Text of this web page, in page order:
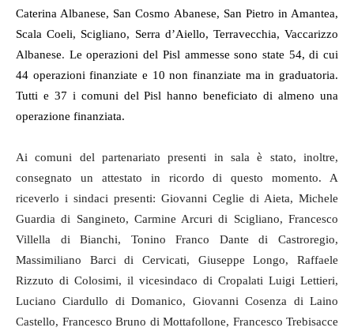
Caterina Albanese, San Cosmo Abanese, San Pietro in Amantea,
Scala Coeli, Scigliano, Serra d’Aiello, Terravecchia, Vaccarizzo
Albanese. Le operazioni del Pisl ammesse sono state 54, di cui
44 operazioni finanziate e 10 non finanziate ma in graduatoria.
Tutti e 37 i comuni del Pisl hanno beneficiato di almeno una
operazione finanziata.
Ai comuni del partenariato presenti in sala è stato, inoltre,
consegnato un attestato in ricordo di questo momento. A
riceverlo i sindaci presenti: Giovanni Ceglie di Aieta, Michele
Guardia di Sangineto, Carmine Arcuri di Scigliano, Francesco
Villella di Bianchi, Tonino Franco Dante di Castroregio,
Massimiliano Barci di Cervicati, Giuseppe Longo, Raffaele
Rizzuto di Colosimi, il vicesindaco di Cropalati Luigi Lettieri,
Luciano Ciardullo di Domanico, Giovanni Cosenza di Laino
Castello, Francesco Bruno di Mottafollone, Francesco Trebisacce